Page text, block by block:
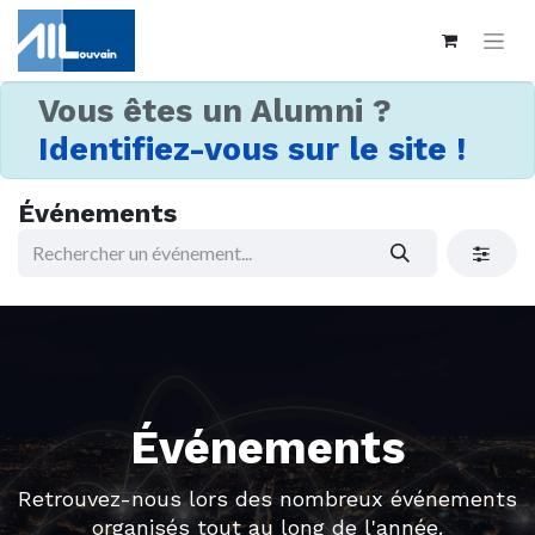
Vous êtes un Alumni ?
Identifiez-vous sur le site !
Événements
Événements
Retrouvez-nous lors des nombreux événements
organisés tout au long de l'année.